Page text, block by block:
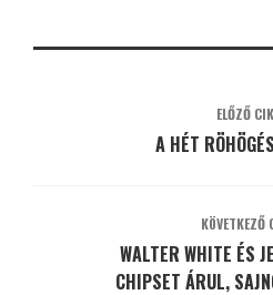
ELŐZŐ
A HÉT
KÖVETKEZŐ
WALTER WHITE ÉS
CHIPSET ÁRUL,